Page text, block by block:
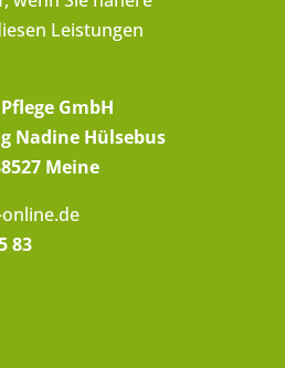
Leistungen
GmbH
Nadine Hülsebus
Meine
83